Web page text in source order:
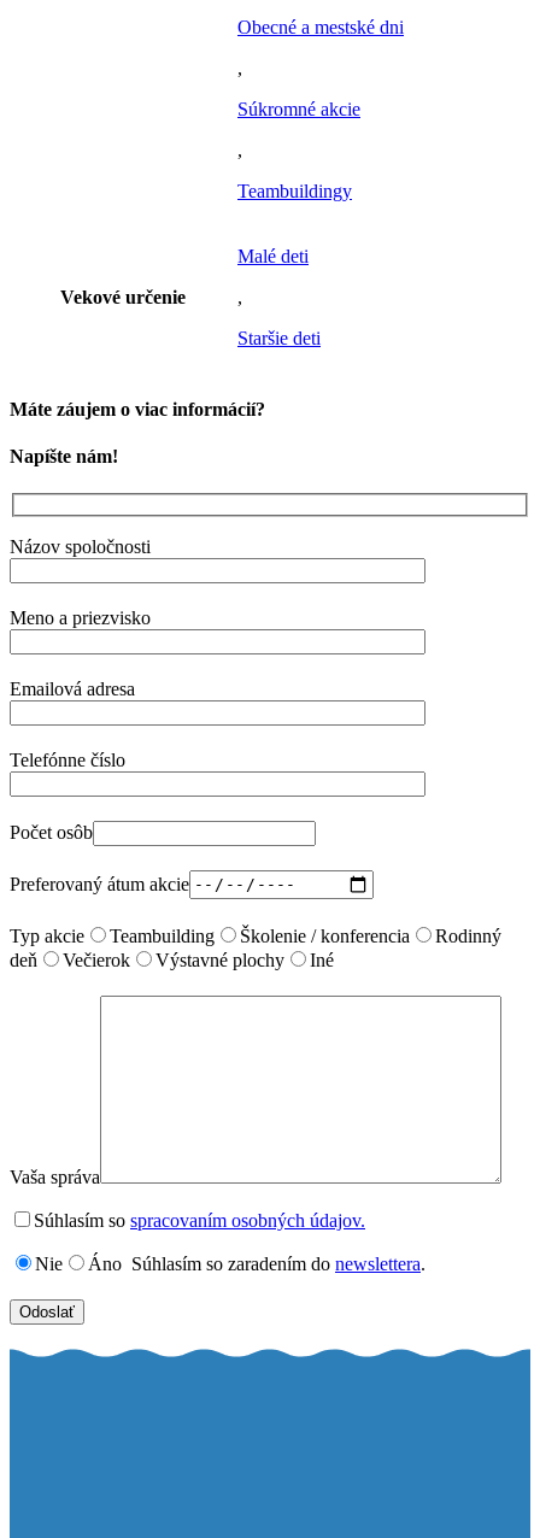
Obecné a mestské dni
,
Súkromné akcie
,
Teambuildingy
Vekové určenie
Malé deti
,
Staršie deti
Máte záujem o viac informácií?
Napíšte nám!
Názov spoločnosti
Meno a priezvisko
Emailová adresa
Telefónne číslo
Počet osôb
Preferovaný átum akcie
Typ akcie Teambuilding Školenie / konferencia
Rodinný
deň
Večierok Výstavné plochy Iné
Vaša správa
Súhlasím so spracovaním osobných údajov.
Nie Áno Súhlasím so zaradením do newslettera.